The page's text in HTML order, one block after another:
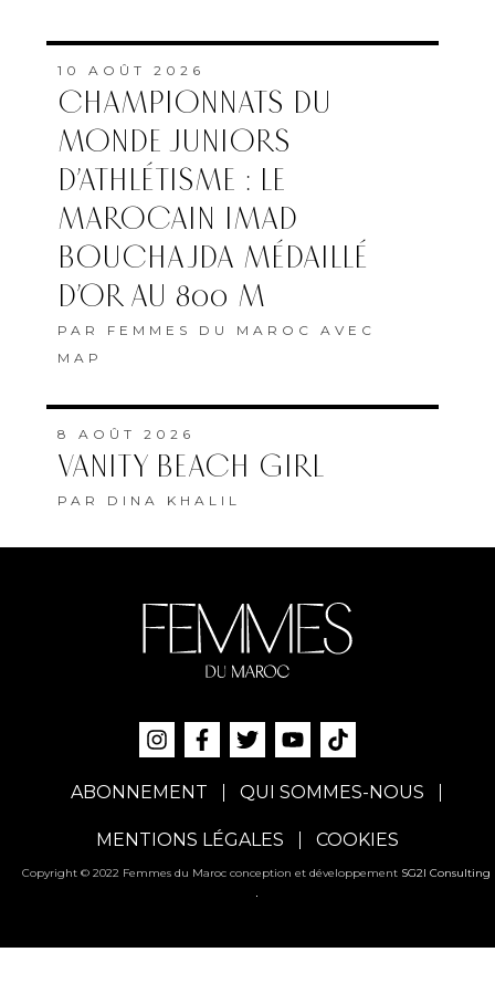
10 AOÛT 2026
CHAMPIONNATS DU
MONDE JUNIORS
D’ATHLÉTISME : LE
MAROCAIN IMAD
BOUCHAJDA MÉDAILLÉ
D’OR AU 800 M
PAR FEMMES DU MAROC AVEC
MAP
8 AOÛT 2026
VANITY BEACH GIRL
PAR DINA KHALIL
ABONNEMENT QUI SOMMES-NOUS
MENTIONS LÉGALES COOKIES
Copyright © 2022 Femmes du Maroc conception et développement SG2I Consulting